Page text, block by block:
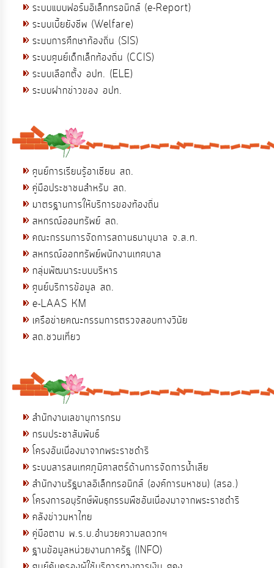
ระบบแบบฟอร์มอิเล็กทรอนิกส์ (e-Report)
ระบบเบี้ยยังชีพ (Welfare)
ระบบการศึกษาท้องถิ่น (SIS)
ระบบศูนย์เด็กเล็กท้องถิ่น (CCIS)
ระบบเลือกตั้ง อปท. (ELE)
ระบบฝากข่าวของ อปท.
ศูนย์การเรียนรู้อาเซียน สถ.
คู่มือประชาชนสำหรับ สถ.
มาตรฐานการให้บริการของท้องถิ่น
สหกรณ์ออมทรัพย์ สถ.
คณะกรรมการจัดการสถานธนานุบาล จ.ส.ท.
สหกรณ์ออกทรัพย์พนักงานเทศบาล
กลุ่มพัฒนาระบบบริหาร
ศูนย์บริการข้อมูล สถ.
e-LAAS KM
เครือข่ายคณะกรรมการตรวจสอบทางวินัย
สถ.ชวนเที่ยว
สำนักงานเลขานุการกรม
กรมประชาสัมพันธ์
โครงอันเนื่องมาจากพระราชดำริ
ระบบสารสนเทศภูมิศาสตร์ด้านการจัดการน้ำเสีย
สำนักงานรัฐบาลอิเล็กทรอนิกส์ (องค์การมหาชน) (สรอ.)
โครงการอนุรักษ์พันธุกรรมพืชอันเนื่องมาจากพระราชดำริ
คลังข่าวมหาไทย
คู่มือตาม พ.ร.บ.อำนวยความสดวกฯ
ฐานข้อมูลหน่วยงานภาครัฐ (INFO)